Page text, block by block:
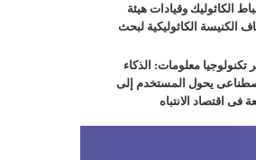
الكاثوليك وقيادات هيئة
الكنيسة الكاثوليكية لبحث
تكنولوجيا معلومات: الذكاء
يحول المستخدم إلى
فى اقتصاد الانتباه